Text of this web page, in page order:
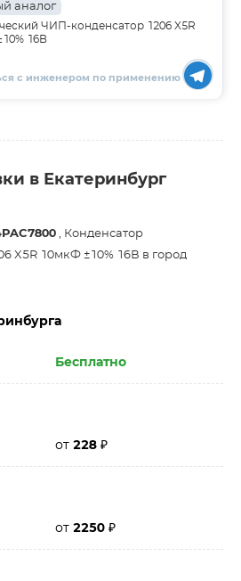
аналог
ЧИП-конденсатор 1206 X5R
16В
с инженером по применению
в Екатеринбург
, Конденсатор
X5R 10мкФ ±10% 16В в город
Бесплатно
от 228 ₽
от 2250 ₽